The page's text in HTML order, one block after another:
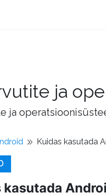
ja
ja
Kuidas kasutada
kasutada